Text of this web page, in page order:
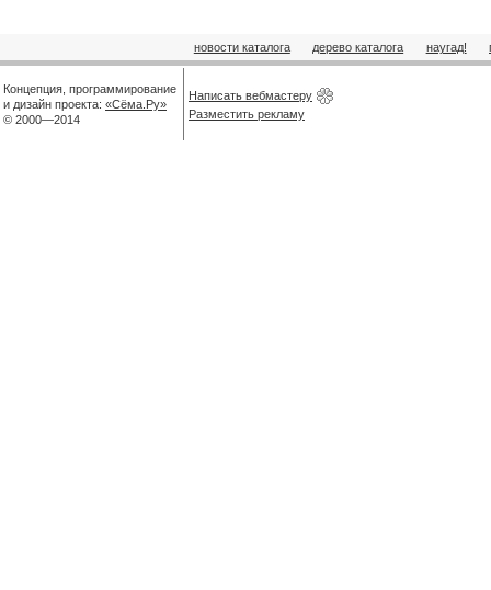
новости каталога дерево каталога наугад!
Концепция, программирование
и дизайн проекта: «Сёма.Ру»
© 2000—2014
Написать вебмастеру
Разместить рекламу